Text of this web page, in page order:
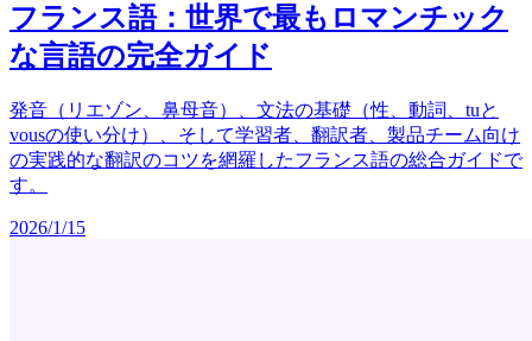
フランス語：世界で最もロマンチック
な言語の完全ガイド
発音（リエゾン、鼻母音）、文法の基礎（性、動詞、tuと
vousの使い分け）、そして学習者、翻訳者、製品チーム向け
の実践的な翻訳のコツを網羅したフランス語の総合ガイドで
す。
2026/1/15